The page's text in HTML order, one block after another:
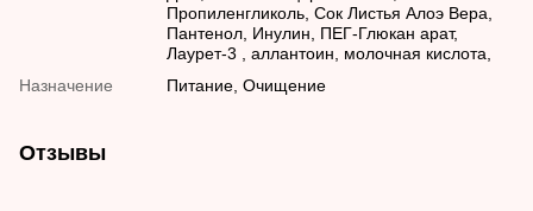
Пропиленгликоль, Сок Листья Алоэ Вера,
Пантенол, Инулин, ПЕГ-Глюкан арат,
Лаурет-3 , аллантоин, молочная кислота,
Назначение
Питание, Очищение
Отзывы